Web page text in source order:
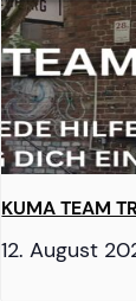
KUMA TEAM
12. August